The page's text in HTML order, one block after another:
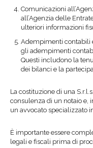
Comunicazioni
all’Agenzia delle
ulteriori informazioni
Adempimenti contabili
gli adempimenti
Questi includono la
dei bilanci e la
La costituzione di una
consulenza di un notaio e,
un avvocato specializzato
È importante essere
legali e fiscali prima di